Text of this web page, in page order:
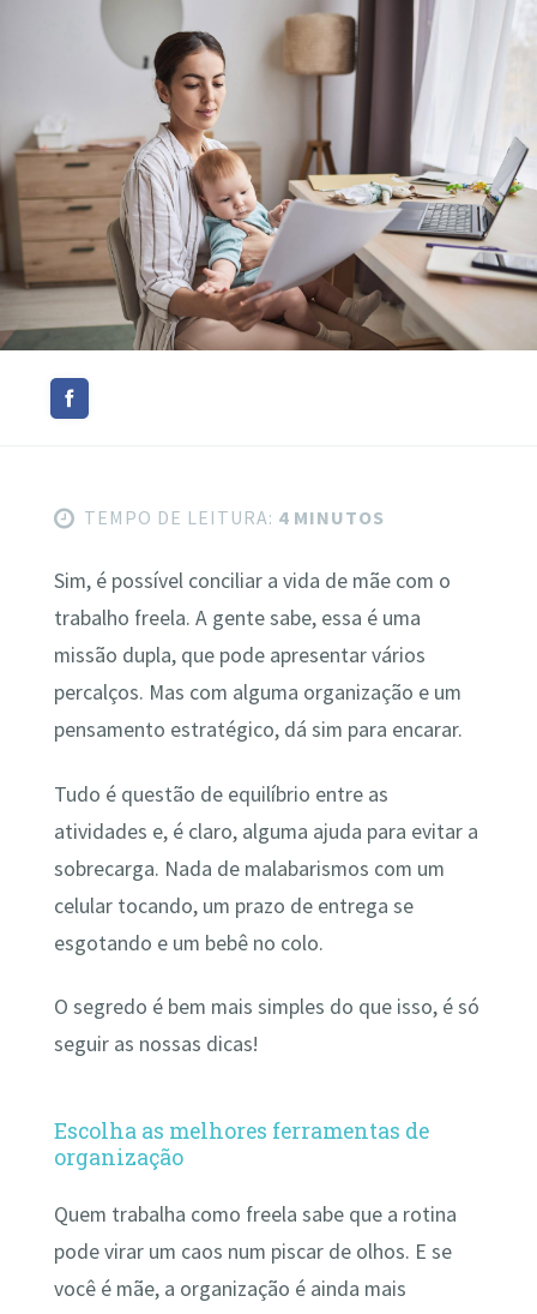
TEMPO DE LEITURA: 4 MINUTOS
Sim, é possível conciliar a vida de mãe com o
trabalho freela. A gente sabe, essa é uma
missão dupla, que pode apresentar vários
percalços. Mas com alguma organização e um
pensamento estratégico, dá sim para encarar.
Tudo é questão de equilíbrio entre as
atividades e, é claro, alguma ajuda para evitar a
sobrecarga. Nada de malabarismos com um
celular tocando, um prazo de entrega se
esgotando e um bebê no colo.
O segredo é bem mais simples do que isso, é só
seguir as nossas dicas!
Escolha as melhores ferramentas de
organização
Quem trabalha como freela sabe que a rotina
pode virar um caos num piscar de olhos. E se
você é mãe, a organização é ainda mais